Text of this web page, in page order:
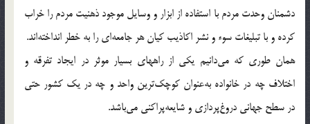
دشمنان وحدت مردم با استفاده از ابزار و وسايل موجود ذهنيت مردم را خراب
کرده و با تبليغات سوء و نشر اکاذيب کيان هر جامعه‌اى را به خطر انداخته‌اند.
همان طورى که مى‌دانيم يکى از راههاى بسيار موثر در ايجاد تفرقه و
اختلاف چه در خانواده به‌عنوان کوچک‌ترين واحد و چه در يک کشور حتى
در سطح جهانى دروغ‌پردازى و شايعه‌پراکنى مى‌باشد.